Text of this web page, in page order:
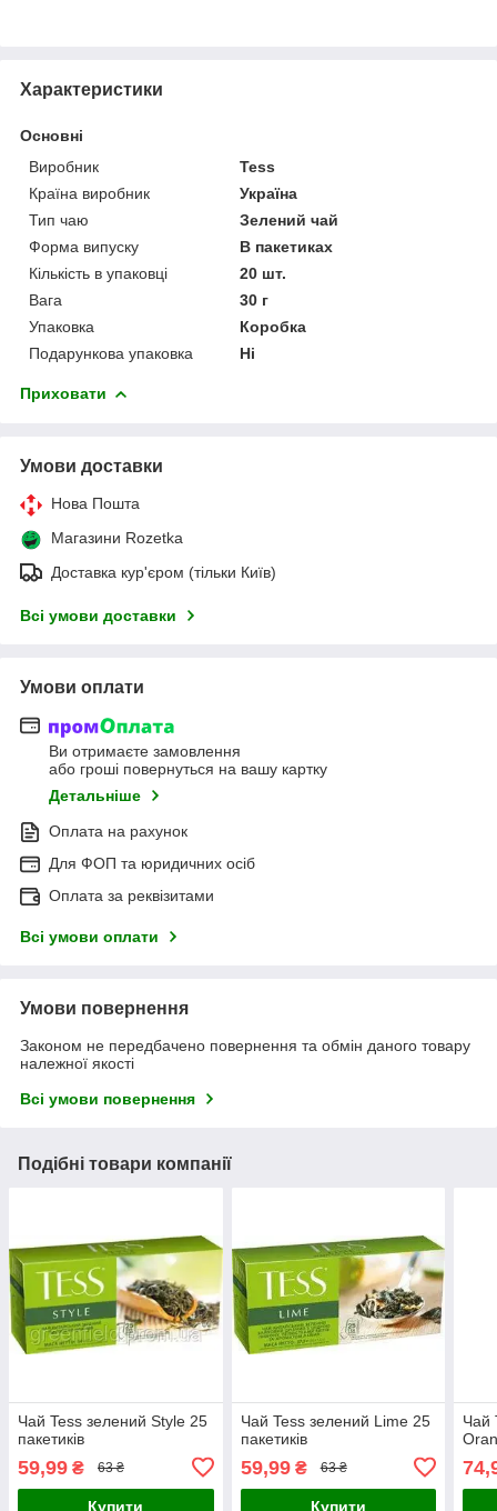
Характеристики
Основні
Виробник
Tess
Країна виробник
Україна
Тип чаю
Зелений чай
Форма випуску
В пакетиках
Кількість в упаковці
20 шт.
Вага
30 г
Упаковка
Коробка
Подарункова упаковка
Ні
Приховати
Умови доставки
Нова Пошта
Магазини Rozetka
Доставка кур'єром (тільки Київ)
Всі умови доставки
Умови оплати
Ви отримаєте замовлення
або гроші повернуться на вашу картку
Детальніше
Оплата на рахунок
Для ФОП та юридичних осіб
Оплата за реквізитами
Всі умови оплати
Умови повернення
Законом не передбачено повернення та обмін даного товару
належної якості
Всі умови повернення
Подібні товари компанії
Чай Tess зелений Style 25
пакетиків
59,99 ₴ 63 ₴
Купити
Чай Tess зелений Lime 25
пакетиків
59,99₴ 63 ₴
Купити
Чай